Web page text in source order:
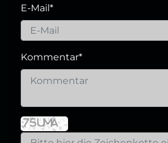
E-Mail*
Kommentar*